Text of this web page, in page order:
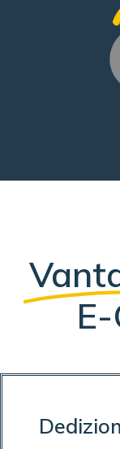
Costi di